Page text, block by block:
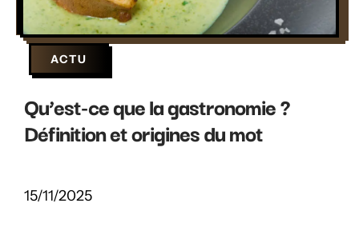
ACTU
Qu’est-ce que la gastronomie ?
Définition et origines du mot
15/11/2025